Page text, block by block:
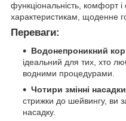
функціональність, комфорт
характеристикам, щоденне
Переваги:
Водонепроникний
ідеальний для тих, хто
водними процедурами.
Чотири змінні насадки
стрижки до шейвингу, ви
насадку.